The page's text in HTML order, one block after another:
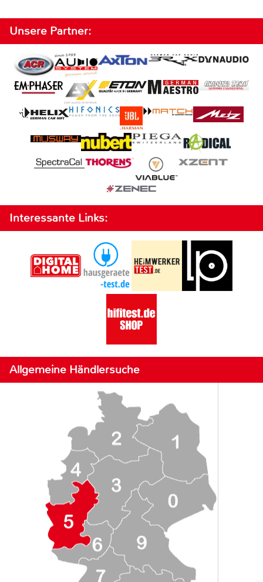
Unsere Partner:
Interessante Links:
Allgemeine Händlersuche